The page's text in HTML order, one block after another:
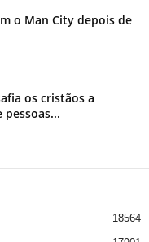
o Man City depois de
os cristãos a
pessoas...
18564